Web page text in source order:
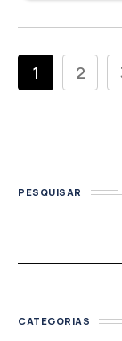
1 2
PESQUISAR
CATEGORIAS